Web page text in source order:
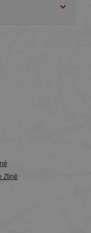
Zlíně